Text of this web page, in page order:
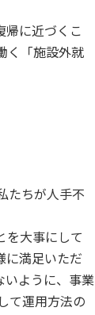
帰に近づくこ
く「施設外就
たちが人手不
を大事にして
に満足いただ
いように、事業
て運用方法の